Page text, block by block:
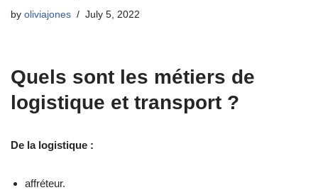
by oliviajones July 5, 2022
Quels sont les métiers de
logistique et transport ?
De la logistique :
affréteur.